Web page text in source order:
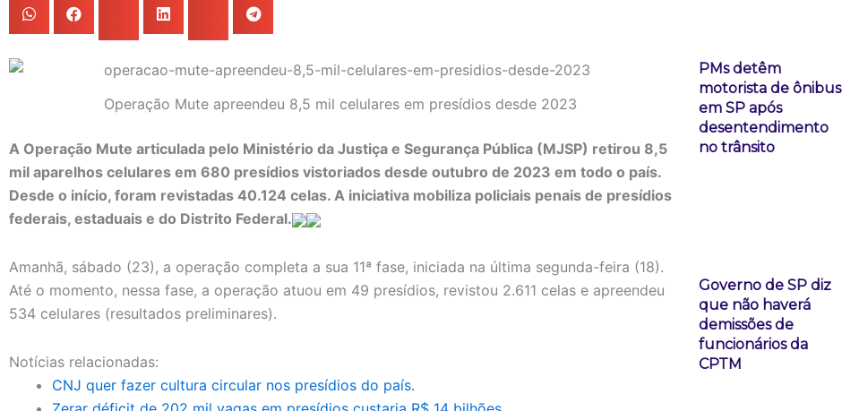
Operação Mute apreendeu 8,5 mil celulares em presídios desde 2023
A Operação Mute articulada pelo Ministério da Justiça e Segurança Pública (MJSP) retirou 8,5
mil aparelhos celulares em 680 presídios vistoriados desde outubro de 2023 em todo o país.
Desde o início, foram revistadas 40.124 celas. A iniciativa mobiliza policiais penais de presídios
federais, estaduais e do Distrito Federal.
Amanhã, sábado (23), a operação completa a sua 11ª fase, iniciada na última segunda-feira (18).
Até o momento, nessa fase, a operação atuou em 49 presídios, revistou 2.611 celas e apreendeu
534 celulares (resultados preliminares).
Notícias relacionadas:
CNJ quer fazer cultura circular nos presídios do país.
PMs detêm
motorista de ônibus
em SP após
desentendimento
no trânsito
Governo de SP diz
que não haverá
demissões de
funcionários da
CPTM